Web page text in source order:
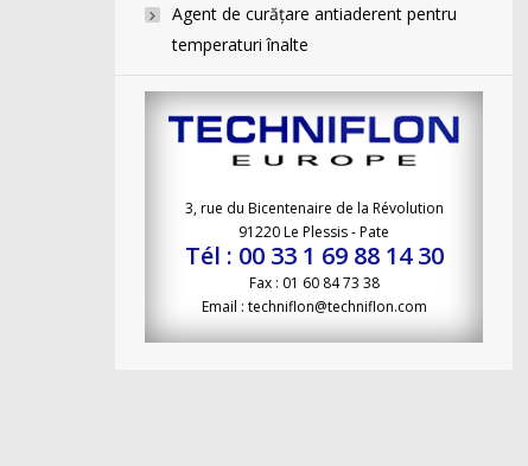
Agent de curăţare antiaderent pentru
temperaturi înalte
3, rue du Bicentenaire de la Révolution
91220 Le Plessis - Pate
Tél : 00 33 1 69 88 14 30
Fax : 01 60 84 73 38
Email : techniflon@techniflon.com